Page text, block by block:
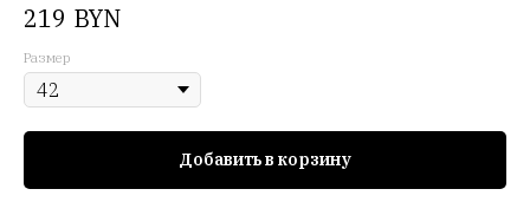
219 BYN
Размер
Добавить в корзину